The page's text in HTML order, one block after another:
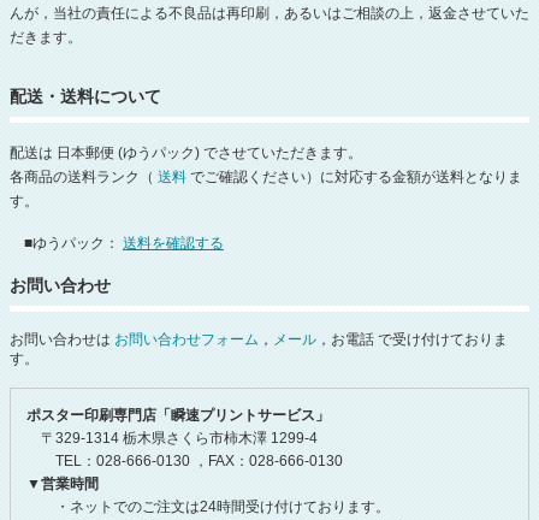
んが，当社の責任による不良品は再印刷，あるいはご相談の上，返金させていた
だきます。
配送・送料について
配送は 日本郵便 (ゆうパック) でさせていただきます。
各商品の送料ランク（ 送料 でご確認ください）に対応する金額が送料となりま
す。
■ゆうパック： 送料を確認する
お問い合わせ
お問い合わせは お問い合わせフォーム ， メール ，お電話 で受け付けておりま
す。
ポスター印刷専門店「瞬速プリントサービス」
〒329-1314 栃木県さくら市柿木澤 1299-4
TEL：028-666-0130 ，FAX：028-666-0130
▼営業時間
・ネットでのご注文は24時間受け付けております。